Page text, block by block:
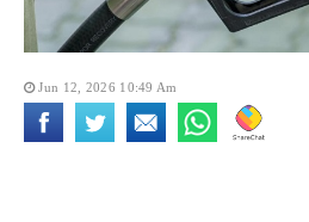
Jun 12, 2026 10:49 Am